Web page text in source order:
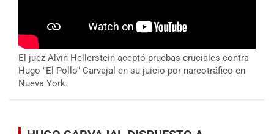
El juez Alvin Hellerstein aceptó pruebas cruciales contra
Hugo "El Pollo" Carvajal en su juicio por narcotráfico en
Nueva York.